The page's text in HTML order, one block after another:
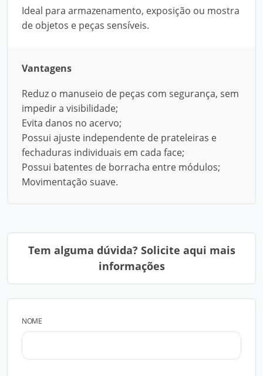
Ideal para armazenamento, exposição ou mostra
de objetos e peças sensíveis.
Vantagens
Reduz o manuseio de peças com segurança, sem
impedir a visibilidade;
Evita danos no acervo;
Possui ajuste independente de prateleiras e
fechaduras individuais em cada face;
Possui batentes de borracha entre módulos;
Movimentação suave.
Tem alguma dúvida? Solicite aqui mais
informações
NOME